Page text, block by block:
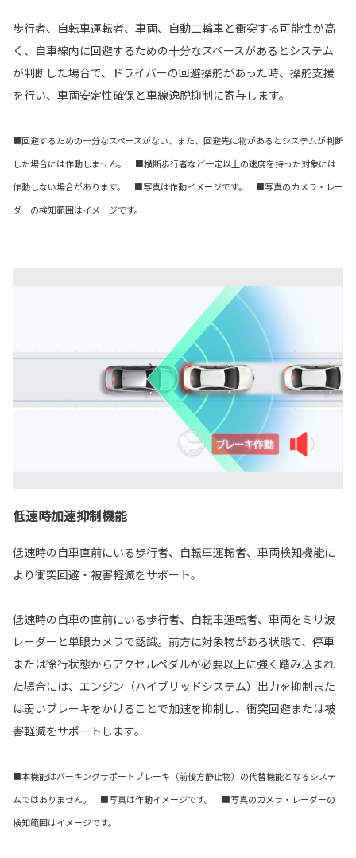
歩行者、自転車運転者、車両、自動二輪車と衝突する可能性が高
く、自車線内に回避するための十分なスペースがあるとシステム
が判断した場合で、ドライバーの回避操舵があった時、操舵支援
を行い、車両安定性確保と車線逸脱抑制に寄与します。
■回避するための十分なスペースがない、また、回避先に物があるとシステムが判断
した場合には作動しません。 ■横断歩行者など一定以上の速度を持った対象には
作動しない場合があります。 ■写真は作動イメージです。 ■写真のカメラ・レー
ダーの検知範囲はイメージです。
低速時加速抑制機能
低速時の自車直前にいる歩行者、自転車運転者、車両検知機能に
より衝突回避・被害軽減をサポート。
低速時の自車の直前にいる歩行者、自転車運転者、車両をミリ波
レーダーと単眼カメラで認識。前方に対象物がある状態で、停車
または徐行状態からアクセルペダルが必要以上に強く踏み込まれ
た場合には、エンジン（ハイブリッドシステム）出力を抑制また
は弱いブレーキをかけることで加速を抑制し、衝突回避または被
害軽減をサポートします。
■本機能はパーキングサポートブレーキ（前後方静止物）の代替機能となるシステ
ムではありません。 ■写真は作動イメージです。 ■写真のカメラ・レーダーの
検知範囲はイメージです。